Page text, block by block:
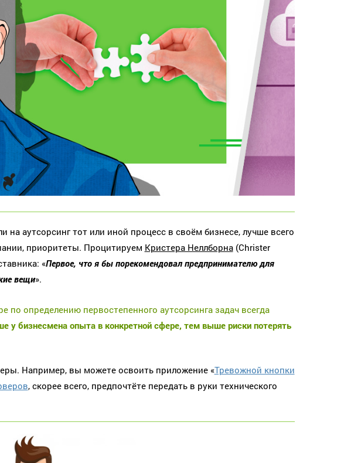
на аутсорсинг тот или иной процесс в своём бизнесе, лучше всего
приоритеты. Процитируем Кристера Неллборна(Christer
«Первое, что я бы порекомендовал предпринимателю для
вещи».
определению первостепенного аутсорсинга задач всегда
у бизнесмена опыта в конкретной сфере, тем выше риски потерять
Например, вы можете освоить приложение «Тревожной кнопки
, скорее всего, предпочтёте передать в руки технического